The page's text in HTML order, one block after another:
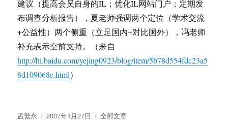
建议（提高会员自身的IL；优化IL网站门户；定期发
布调查分析报告），夏老师强调两个定位（学术交流
+公益性）两个侧重（立足国内+对比国外），冯老师
补充表示空前支持。（来自
http://hi.baidu.com/yejing0923/blog/item/5b78d554fdc23a5
8d109068c.html）
作
孟繁永
发
2007年1月27日
分
全部文章